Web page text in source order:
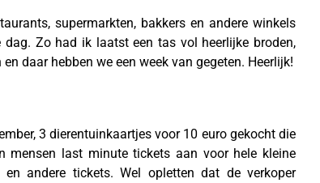
supermarkten, bakkers en andere winkels
Zo had ik laatst een tas vol heerlijke broden,
daar hebben we een week van gegeten. Heerlijk!
3 dierentuinkaartjes voor 10 euro gekocht die
mensen last minute tickets aan voor hele kleine
andere tickets. Wel opletten dat de verkoper